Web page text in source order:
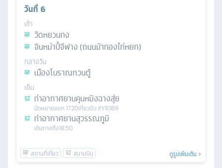
วันที่ 6
เช้า
วัดหยวนทง
จินหม่าปี้จีฟาง (ถนนม้าทองไก่หยก)
กลางวัน
เมืองโบราณกวนตู้
เย็น
ท่าอากาศยานคุนหมิงฉางสุ่ย
นัดหมายออก17.20เที่ยวบิน KY8369
ท่าอากาศยานสุวรรณภูมิ
เดินทางถึง18.50
ดูรูปเพิ่มเติม